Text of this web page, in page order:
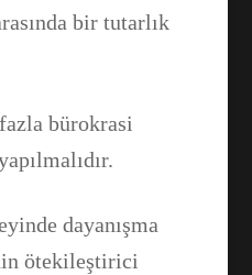
bir tutarlık
bürokrasi
dayanışma
ötekileştirici